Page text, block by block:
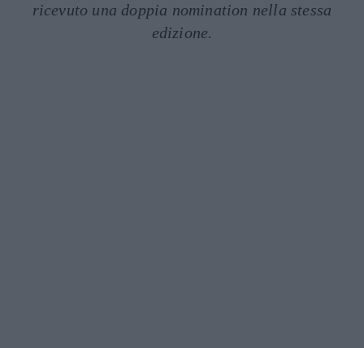
ricevuto una doppia nomination nella stessa
edizione.